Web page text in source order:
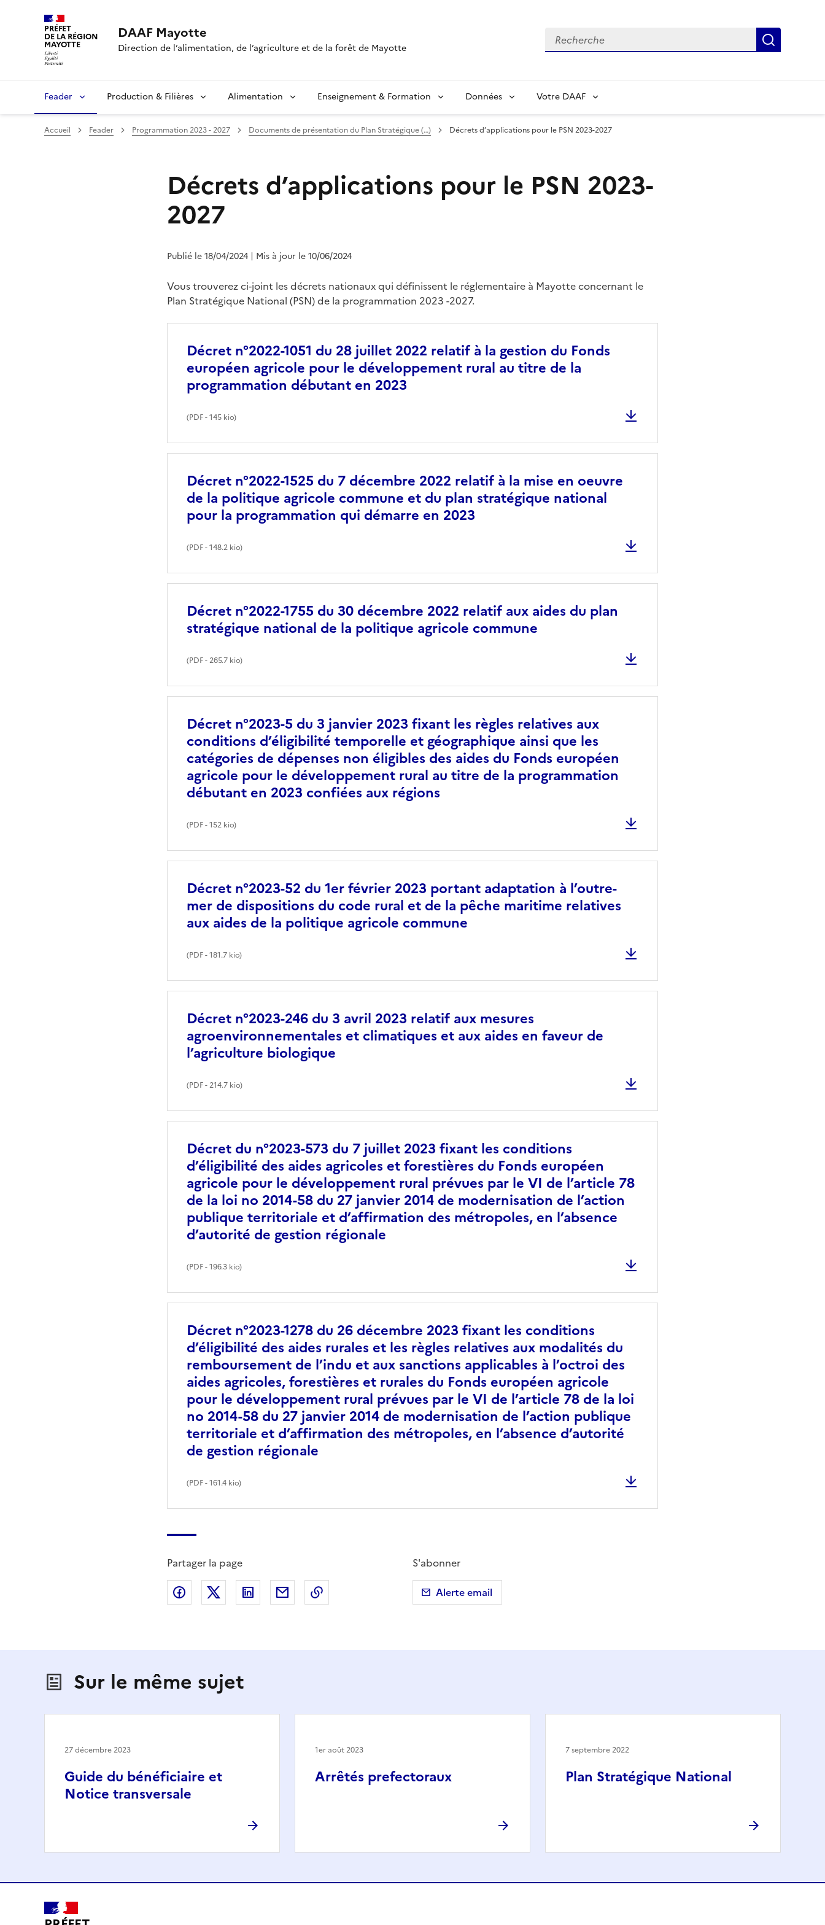
PRÉFET
DE LA RÉGION
MAYOTTE
DAAF Mayotte
Direction de l’alimentation, de l’agriculture et de la forêt de Mayotte
Recherche
Feader Production & Filières Alimentation Enseignement & Formation Données Votre DAAF
Accueil Feader Programmation 2023 - 2027 Documents de présentation du Plan Stratégique (…) Décrets d’applications pour le PSN 2023-2027
Décrets d’applications pour le PSN 2023-
2027
Publié le 18/04/2024 | Mis à jour le 10/06/2024
Vous trouverez ci-joint les décrets nationaux qui définissent le réglementaire à Mayotte concernant le
Plan Stratégique National (PSN) de la programmation 2023 -2027.
Décret n°2022-1051 du 28 juillet 2022 relatif à la gestion du Fonds
européen agricole pour le développement rural au titre de la
programmation débutant en 2023
(PDF- 145 kio)
Décret n°2022-1525 du 7 décembre 2022 relatif à la mise en oeuvre
de la politique agricole commune et du plan stratégique national
pour la programmation qui démarre en 2023
(PDF- 148.2 kio)
Décret n°2022-1755 du 30 décembre 2022 relatif aux aides du plan
stratégique national de la politique agricole commune
(PDF- 265.7 kio)
Décret n°2023-5 du 3 janvier 2023 fixant les règles relatives aux
conditions d’éligibilité temporelle et géographique ainsi que les
catégories de dépenses non éligibles des aides du Fonds européen
agricole pour le développement rural au titre de la programmation
débutant en 2023 confiées aux régions
(PDF- 152 kio)
Décret n°2023-52 du 1er février 2023 portant adaptation à l’outre-
mer de dispositions du code rural et de la pêche maritime relatives
aux aides de la politique agricole commune
(PDF- 181.7 kio)
Décret n°2023-246 du 3 avril 2023 relatif aux mesures
agroenvironnementales et climatiques et aux aides en faveur de
l’agriculture biologique
(PDF- 214.7 kio)
Décret du n°2023-573 du 7 juillet 2023 fixant les conditions
d’éligibilité des aides agricoles et forestières du Fonds européen
agricole pour le développement rural prévues par le VI de l’article 78
de la loi no 2014-58 du 27 janvier 2014 de modernisation de l’action
publique territoriale et d’affirmation des métropoles, en l’absence
d’autorité de gestion régionale
(PDF- 196.3 kio)
Décret n°2023-1278 du 26 décembre 2023 fixant les conditions
d’éligibilité des aides rurales et les règles relatives aux modalités du
remboursement de l’indu et aux sanctions applicables à l’octroi des
aides agricoles, forestières et rurales du Fonds européen agricole
pour le développement rural prévues par le VI de l’article 78 de la loi
no 2014-58 du 27 janvier 2014 de modernisation de l’action publique
territoriale et d’affirmation des métropoles, en l’absence d’autorité
de gestion régionale
(PDF- 161.4 kio)
Partager la page
Partager sur Facebook
Partager sur X (anciennement Twitter)
Partager sur LinkedIn
Partager par emailCopier dans le presse-papier
S'abonner
Alerte email
Sur le même sujet
Guide du bénéficiaire et
Notice transversale
27 décembre 2023
Arrêtés prefectoraux
1er août 2023
Plan Stratégique National
7 septembre 2022